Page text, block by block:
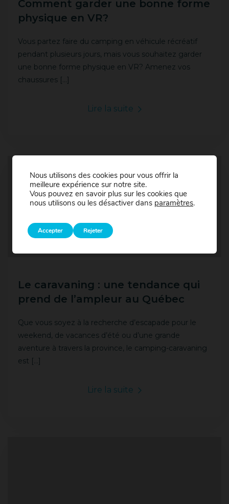
Comment garder une bonne forme
physique en VR?
Vous partez faire du camping en véhicule récréatif
pendant plusieurs jours, mais vous souhaitez garder
une bonne forme physique en VR? Amenez vos
chaussures […]
Lire la suite
Le caravaning : une tendance qui
prend de l’ampleur au Québec
Que vous soyez à la recherche d’escapade pour le
weekend, de vacances d’été ou d’une grande
aventure à travers la province, le camping-caravaning
est […]
Lire la suite
Nous utilisons des cookies pour vous offrir la
meilleure expérience sur notre site.
Vous pouvez en savoir plus sur les cookies que
nous utilisons ou les désactiver dans paramètres.
Accepter Rejeter